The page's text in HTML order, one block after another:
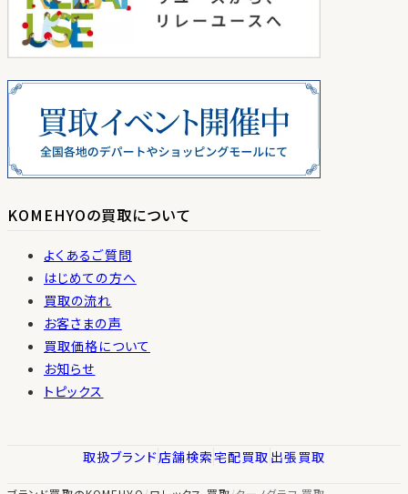
KOMEHYOの買取について
よくあるご質問
はじめての方へ
買取の流れ
お客さまの声
買取価格について
お知らせ
トピックス
取扱ブランド店舗検索宅配買取 出張買取